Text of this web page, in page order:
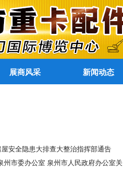
展商风采 新闻动态
安全隐患大排查大整治指挥部通告
州市委办公室 泉州市人民政府办公室关